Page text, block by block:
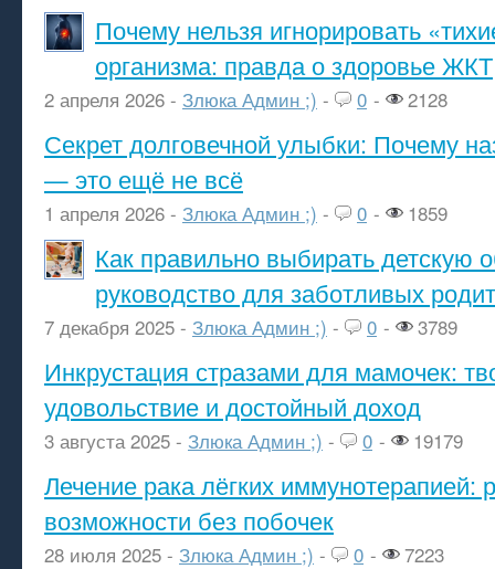
Почему нельзя игнорировать
организма: правда о здоровье ЖКТ
2 апреля 2026 - Злюка Админ ;) - 0 - 2128
Секрет долговечной улыбки: Почему
— это ещё не всё
1 апреля 2026 - Злюка Админ ;) - 0 - 1859
Как правильно выбирать детскую
руководство для заботливых
7 декабря 2025 - Злюка Админ ;) - 0 - 3789
Инкрустация стразами для мамочек:
удовольствие и достойный доход
3 августа 2025 - Злюка Админ ;) - 0 - 19179
Лечение рака лёгких иммунотерапией:
возможности без побочек
28 июля 2025 - Злюка Админ ;) - 0 - 7223